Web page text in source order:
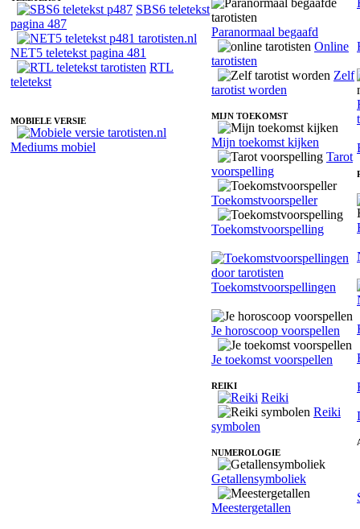
SBS6 teletekst
pagina 487
NET5 teletekst pagina 481
RTL
teletekst
MOBIELE VERSIE
Mediums mobiel
Paranormaal begaafd
Online
tarotisten
Zelf
tarotist worden
MIJN TOEKOMST
Mijn toekomst kijken
Tarot
voorspelling
Toekomstvoorspeller
Toekomstvoorspelling
Toekomstvoorspellingen
Je horoscoop voorspellen
Je toekomst voorspellen
REIKI
Reiki
Reiki
symbolen
NUMEROLOGIE
Getallensymboliek
Meestergetallen